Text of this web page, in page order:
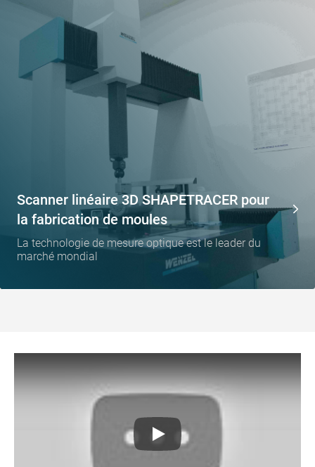
Scanner linéaire 3D SHAPETRACER pour
la fabrication de moules
La technologie de mesure optique est le leader du
marché mondial